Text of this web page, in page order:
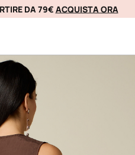
KLARNA
DA 79€ ACQUISTA ORA